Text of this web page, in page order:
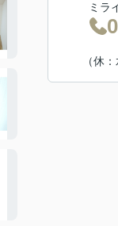
ミラ
（休